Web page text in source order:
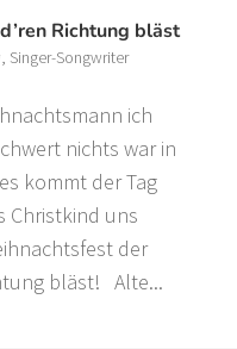
Richtung bläst
, Singer-Songwriter
ich
nichts war in
kommt der Tag
Christkind uns
der
bläst! Alte...